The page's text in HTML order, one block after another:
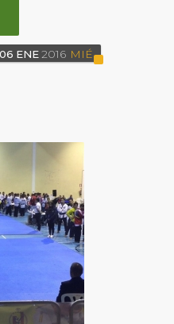
06 ENE 2016 MIÉ